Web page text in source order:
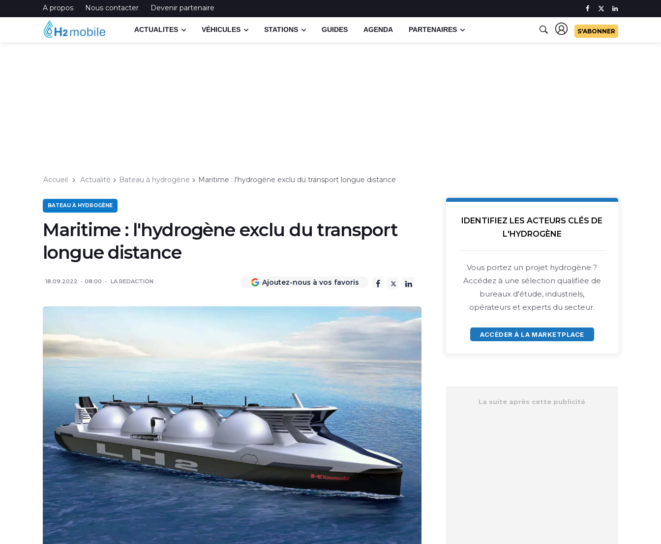
A propos Nous contacter Devenir partenaire
ACTUALITES VÉHICULES STATIONS GUIDES AGENDA PARTENAIRES S'ABONNER
Accueil Actualité Bateau à hydrogène Maritime : l'hydrogène exclu du transport longue distance
BATEAU À HYDROGÈNE
Maritime : l'hydrogène exclu du transport
longue distance
18.09.2022 08:00 LA REDACTION Ajoutez-nous à vos favoris
IDENTIFIEZ LES ACTEURS CLÉS DE
L'HYDROGÈNE
Vous portez un projet hydrogène ?
Accédez à une sélection qualifiée de
bureaux d'étude, industriels,
opérateurs et experts du secteur.
ACCÈDER À LA MARKETPLACE